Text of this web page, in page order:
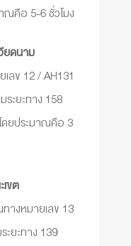
าณคือ 5-6 ชั่วโมง
ยดนาม
ลข 12 / AH131
ระยะทาง 158
โดยประมาณคือ 3
ขต
ทางหมายเลข 13
ะยะทาง 139